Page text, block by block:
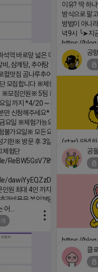
이유? 딱 하
방식으로 팔
방법이 아니
녁9시 ╰➤지
https://
2026-04-18
석역 바로앞 넓은 매장과, 프
비, 삼계탕, 추어탕 맛집 10
컬맛집 곰나루추어탕에서
모집합니다 ※체험메뉴※
※모집인원※ 5팀 ※모집기
일 까지 *4/20 ~ 4/26 사
만 신청해주세요* ※체험단
요일 ※체험가능요일※ 모
불가요일※ 모든요일 12 ~
기한※ 방문 후 3일 이내 ※
체험단
ReBW5GsV789ur2Pz6
dawiYyEQZzDdqf8W8
원 최대 4인 까지 가능 체
과비용은 본인부담입니다.
(star) 안녕
2026-04-18
공
https://
2026-04-18